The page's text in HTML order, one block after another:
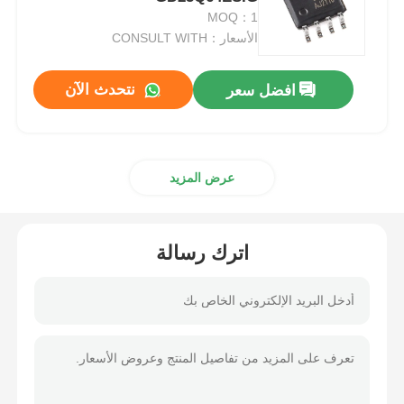
وحدة متحكم MCU
نظام على رقاقة
MOQ：1
الأسعار：CONSULT WITH
افضل سعر نتحدث الآن
عرض المزيد
اترك رسالة